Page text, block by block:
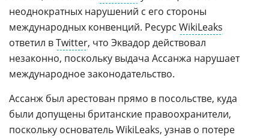
неоднократных нарушений с его стороны
международных конвенций. Ресурс WikiLeaks
ответил вTwitter, что Эквадор действовал
незаконно, поскольку выдача Ассанжа нарушает
международное законодательство.
Ассанж был арестован прямо в посольстве, куда
были допущены британские правоохранители,
поскольку основатель WikiLeaks, узнав о потере